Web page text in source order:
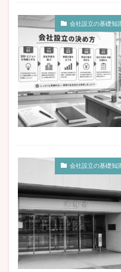
会社設立の基礎知
会社設立の基礎知
縁起の良い日
自分
設立人数
設立条件
賃貸
資本金